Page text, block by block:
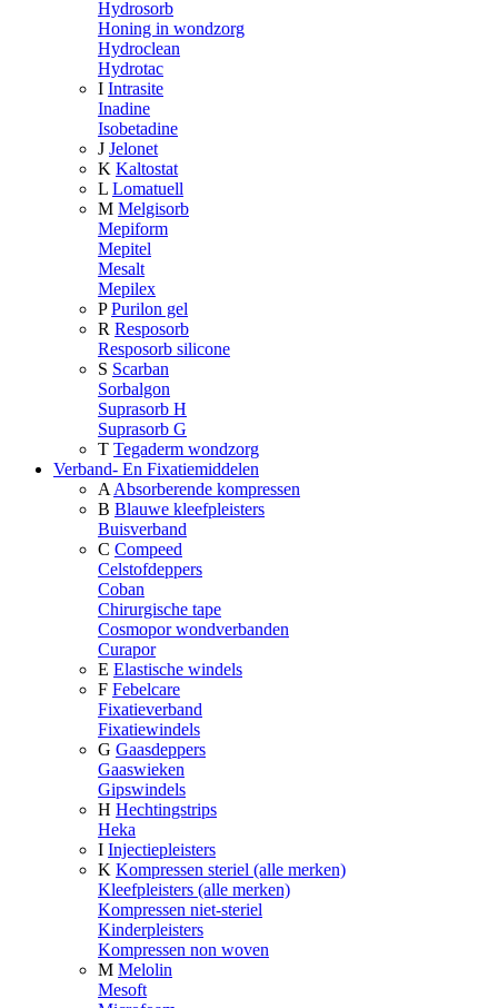
Hydrosorb
Honing in wondzorg
Hydroclean
Hydrotac
I Intrasite
Inadine
Isobetadine
J Jelonet
K Kaltostat
L Lomatuell
M Melgisorb
Mepiform
Mepitel
Mesalt
Mepilex
P Purilon gel
R Resposorb
Resposorb silicone
S Scarban
Sorbalgon
Suprasorb H
Suprasorb G
T Tegaderm wondzorg
Verband- En Fixatiemiddelen
A Absorberende kompressen
B Blauwe kleefpleisters
Buisverband
C Compeed
Celstofdeppers
Coban
Chirurgische tape
Cosmopor wondverbanden
Curapor
E Elastische windels
F Febelcare
Fixatieverband
Fixatiewindels
G Gaasdeppers
Gaaswieken
Gipswindels
H Hechtingstrips
Heka
I Injectiepleisters
K Kompressen steriel (alle merken)
Kleefpleisters (alle merken)
Kompressen niet-steriel
Kinderpleisters
Kompressen non woven
M Melolin
Mesoft